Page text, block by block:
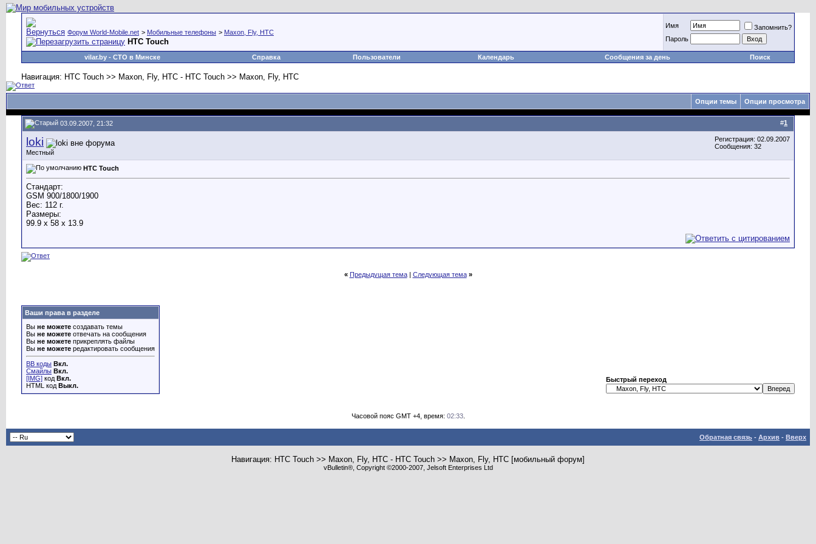
Форум World-Mobile.net > Мобильные телефоны > Maxon, Fly, HTC
HTC Touch
Имя
Запомнить?
Пароль
vilar.by - СТО в Минске Справка Пользователи Календарь Сообщения за день Поиск
Навигация: HTC Touch >> Maxon, Fly, HTC - HTC Touch >> Maxon, Fly, HTC
Опции темы Опции просмотра
#1
03.09.2007, 21:32
loki
Местный
Регистрация: 02.09.2007
Сообщения: 32
HTC Touch
Стандарт:
GSM 900/1800/1900
Вес: 112 г.
Размеры:
99.9 x 58 x 13.9
« Предыдущая тема| Следующая тема »
Ваши права в разделе
Вы не можете создавать темы
Вы не можете отвечать на сообщения
Вы не можете прикреплять файлы
Вы не можете редактировать сообщения
BB коды Вкл.
Смайлы Вкл.
[IMG] код Вкл.
HTML код Выкл.
Быстрый переход
Часовой пояс GMT +4, время: 02:33.
Обратная связь - Архив - Вверх
Навигация: HTC Touch >> Maxon, Fly, HTC - HTC Touch >> Maxon, Fly, HTC [мобильный форум]
vBulletin®, Copyright ©2000-2007, Jelsoft Enterprises Ltd